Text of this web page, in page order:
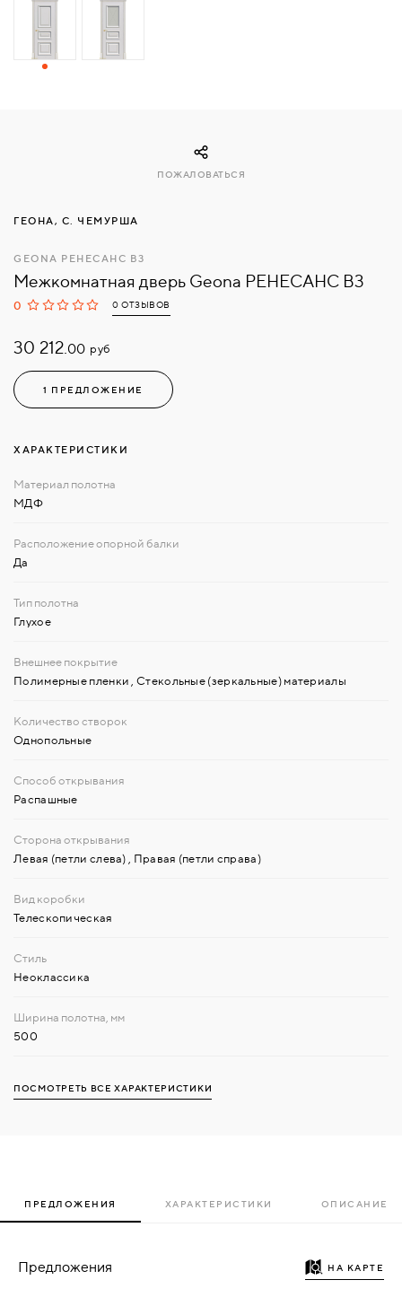
СВЯЗАТЬСЯ
ГЕОНА, С. ЧЕМУРША
GEONA РЕНЕСАНС B3
Межкомнатная дверь Geona РЕНЕСАНС B3
0 0 ОТЗЫВОВ
30 212.00 руб
1 ПРЕДЛОЖЕНИЕ
ПОЖАЛОВАТЬСЯ
ХАРАКТЕРИСТИКИ
МДФ
Да
Глухое
Полимерные пленки Стекольные (зеркальные) материалы
Однопольные
Распашные
Левая (петли слева) Правая (петли справа)
Телескопическая
Неоклассика
500
ПОСМОТРЕТЬ ВСЕ ХАРАКТЕРИСТИКИ
ПРЕДЛОЖЕНИЯ ХАРАКТЕРИСТИКИ ОПИСАНИЕ
Предложения НА КАРТЕ